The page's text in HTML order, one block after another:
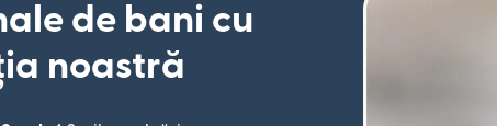
de bani cu
noastră